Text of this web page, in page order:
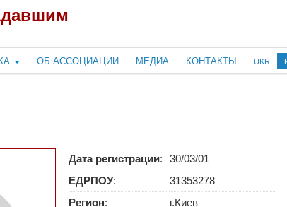
ОБ АССОЦИАЦИИ МЕДИА КОНТАКТЫ UKR
Дата регистрации:
30/03/01
ЕДРПОУ:
31353278
Регион:
г.Киев